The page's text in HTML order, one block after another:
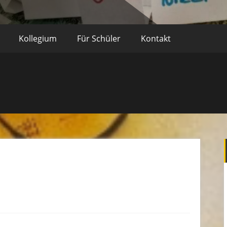
Kollegium Für Schüler Kontakt